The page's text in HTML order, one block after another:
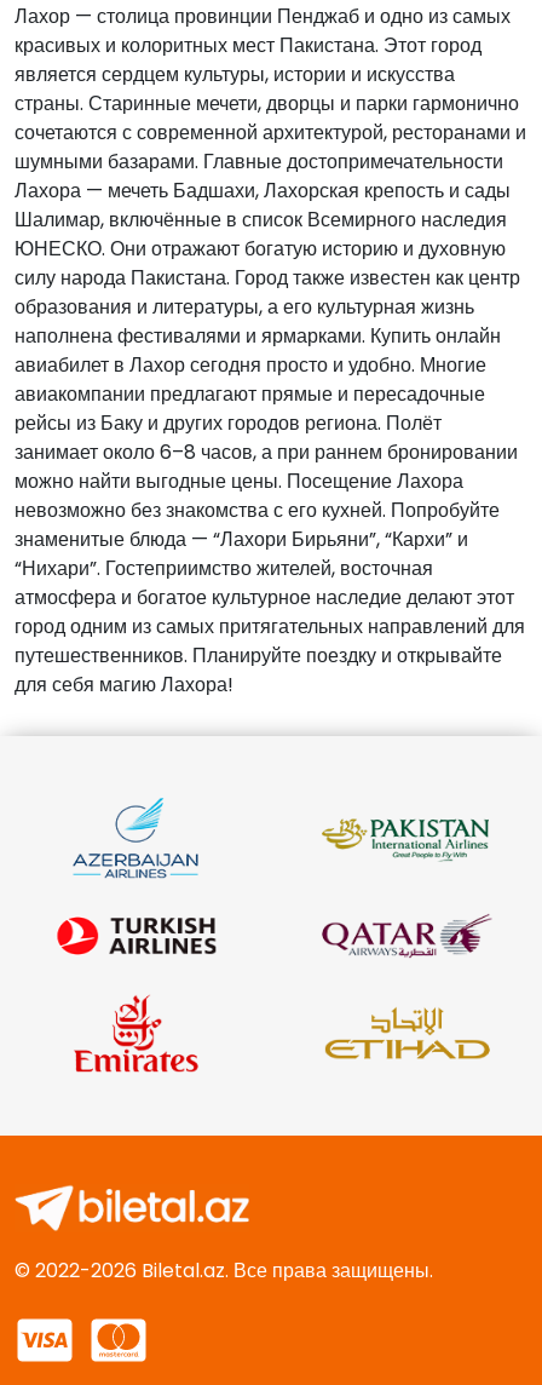
Лахор — столица провинции Пенджаб и одно из самых
красивых и колоритных мест Пакистана. Этот город
является сердцем культуры, истории и искусства
страны. Старинные мечети, дворцы и парки гармонично
сочетаются с современной архитектурой, ресторанами и
шумными базарами. Главные достопримечательности
Лахора — мечеть Бадшахи, Лахорская крепость и сады
Шалимар, включённые в список Всемирного наследия
ЮНЕСКО. Они отражают богатую историю и духовную
силу народа Пакистана. Город также известен как центр
образования и литературы, а его культурная жизнь
наполнена фестивалями и ярмарками. Купить онлайн
авиабилет в Лахор сегодня просто и удобно. Многие
авиакомпании предлагают прямые и пересадочные
рейсы из Баку и других городов региона. Полёт
занимает около 6–8 часов, а при раннем бронировании
можно найти выгодные цены. Посещение Лахора
невозможно без знакомства с его кухней. Попробуйте
знаменитые блюда — “Лахори Бирьяни”, “Кархи” и
“Нихари”. Гостеприимство жителей, восточная
атмосфера и богатое культурное наследие делают этот
город одним из самых притягательных направлений для
путешественников. Планируйте поездку и открывайте
для себя магию Лахора!
© 2022-2026 Biletal.az. Все права защищены.